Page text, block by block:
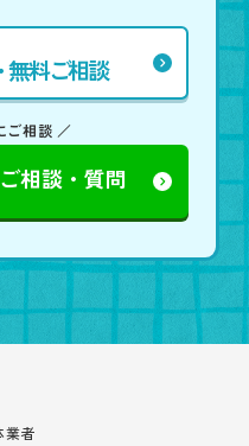
無料ご相談
ご相談 ／
ご相談・質問
者